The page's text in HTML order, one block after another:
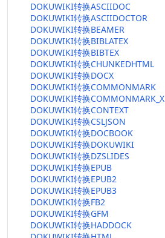
DOKUWIKI转换ASCIIDOC
DOKUWIKI转换ASCIIDOCTOR
DOKUWIKI转换BEAMER
DOKUWIKI转换BIBLATEX
DOKUWIKI转换BIBTEX
DOKUWIKI转换CHUNKEDHTML
DOKUWIKI转换DOCX
DOKUWIKI转换COMMONMARK
DOKUWIKI转换COMMONMARK_X
DOKUWIKI转换CONTEXT
DOKUWIKI转换CSLJSON
DOKUWIKI转换DOCBOOK
DOKUWIKI转换DOKUWIKI
DOKUWIKI转换DZSLIDES
DOKUWIKI转换EPUB
DOKUWIKI转换EPUB2
DOKUWIKI转换EPUB3
DOKUWIKI转换FB2
DOKUWIKI转换GFM
DOKUWIKI转换HADDOCK